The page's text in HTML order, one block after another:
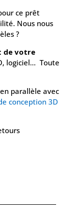
ce prêt
Nous nous
?
de votre
logiciel… Toute
parallèle avec
conception 3D